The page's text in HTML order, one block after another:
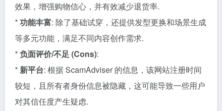
效果，增强购物信心，并有效减少退货率.
*功能丰富: 除了基础试穿，还提供发型更换和场景生成
等多元功能，满足不同内容创作需求.
*负面评价/不足 (Cons):
*新平台: 根据 ScamAdviser 的信息，该网站注册时间
较短，且所有者身份信息被隐藏，这可能导致一些用户
对其信任度产生疑虑.